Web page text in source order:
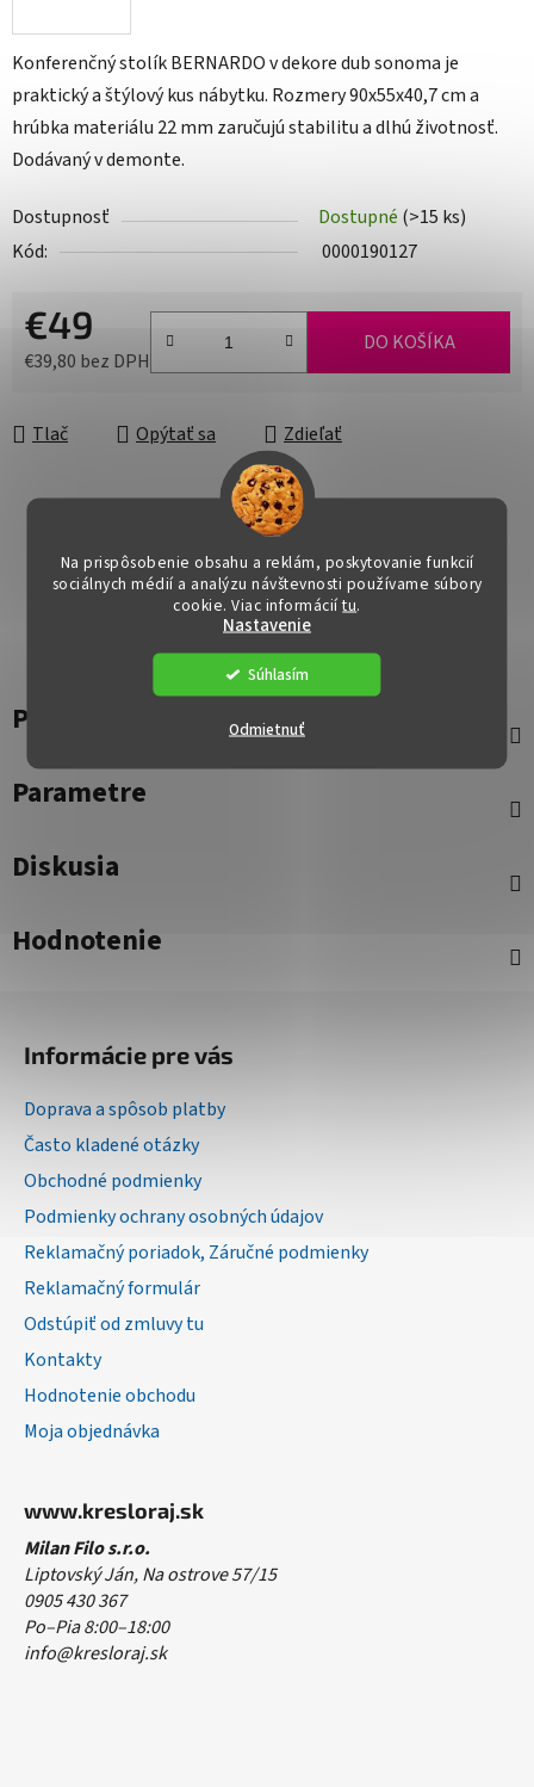
Na prispôsobenie obsahu a reklám, poskytovanie funkcií
sociálnych médií a analýzu návštevnosti používame súbory
cookie. Viac informáciítu.
Nastavenie
Odmietnuť
Súhlasím
Konferenčný stolík BERNARDO v dekore dub sonoma je
praktický a štýlový kus nábytku. Rozmery 90x55x40,7 cm a
hrúbka materiálu 22 mm zaručujú stabilitu a dlhú životnosť.
Dodávaný v demonte.
Dostupnosť Dostupné (>15 ks)
Kód:
0000190127
€49
€39,80 bez DPH
DO KOŠÍKA
Tlač Opýtať sa Zdieľať
Popis
Parametre
Diskusia
Hodnotenie
Informácie pre vás
Doprava a spôsob platby
Často kladené otázky
Obchodné podmienky
Podmienky ochrany osobných údajov
Reklamačný poriadok, Záručné podmienky
Reklamačný formulár
Odstúpiť od zmluvy tu
Kontakty
Hodnotenie obchodu
Moja objednávka
www.kresloraj.sk
Milan Filo s.r.o.
Liptovský Ján, Na ostrove 57/15
0905 430 367
Po–Pia 8:00–18:00
info@kresloraj.sk